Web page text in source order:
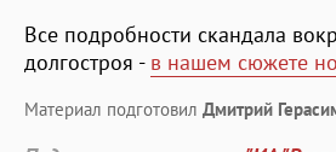
Все подробности скандала
долгостроя - в нашем сюжете
Материал подготовил Дмитрий